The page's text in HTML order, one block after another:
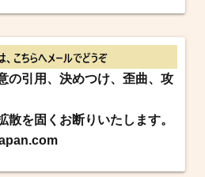
の引用、決めつけ、歪曲、攻
散を固くお断りいたします。